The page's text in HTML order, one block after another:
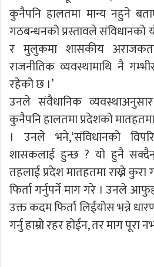
कुनैपनि हालतमा मान्य नहुने
गठबन्धनको प्रस्तावले संविधानको
र मुलुकमा शासकीय
राजनीतिक व्यवस्थामाथि नै
रहेको छ ।’
उनले संवैधानिक
कुनैपनि हालतमा प्रदेशको
। उनले भने,‘संविधानको
शासकलाई हुन्छ ? यो हुनै
तहलाई प्रदेश मातहतमा राख्ने
फिर्ता गर्नुपर्ने माग गरे । उनले
उक्त कदम फिर्ता लिईयोस भन्ने
गर्नु हाम्रो रहर होईन, तर माग पूरा